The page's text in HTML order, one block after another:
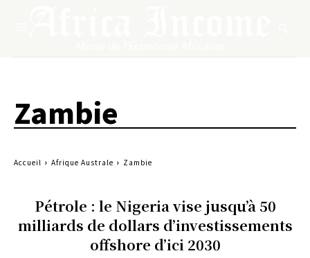
Zambie
Accueil Afrique Australe Zambie
Pétrole : le Nigeria vise jusqu’à 50
milliards de dollars d’investissements
offshore d’ici 2030